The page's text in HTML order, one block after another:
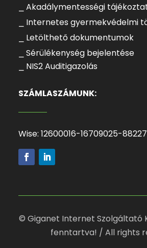
⎯ Akadálymentességi
⎯ Internetes gyermekvédelmi
⎯ Letölthető dokumentumok
⎯ Sérülékenység bejelentése
⎯ NIS2 Auditigazolás
SZÁMLASZÁMUNK:
Wise: 12600016-16709025-
© Giganet Internet Szolgáltató
fenntartva! / All rights